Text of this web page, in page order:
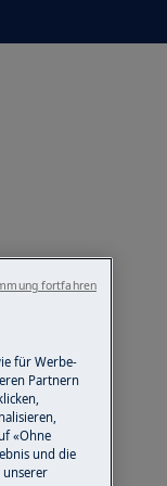
für Werbe-
Partnern
«Ohne
und die
unserer
fortfahren